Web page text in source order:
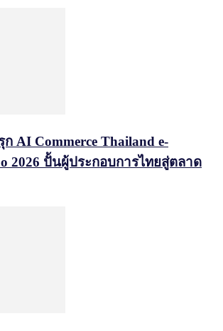
AI Commerce Thailand e-
2026 ปั้นผู้ประกอบการไทยสู่ตลาด